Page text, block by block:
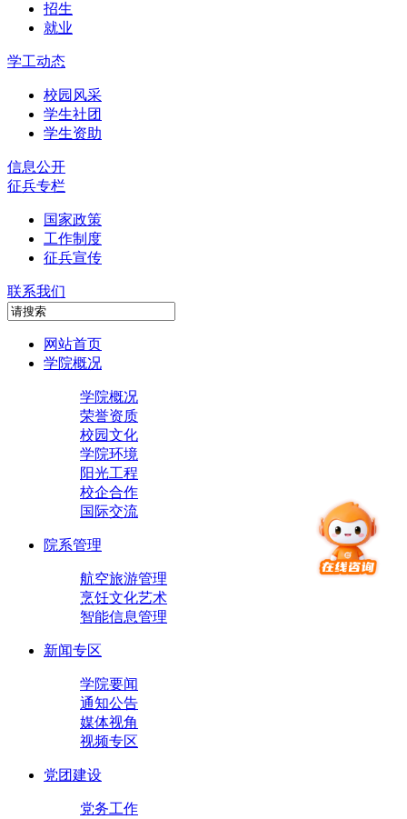
招生
就业
学工动态
校园风采
学生社团
学生资助
信息公开
征兵专栏
国家政策
工作制度
征兵宣传
联系我们
网站首页
学院概况
学院概况
荣誉资质
校园文化
学院环境
阳光工程
校企合作
国际交流
院系管理
航空旅游管理
烹饪文化艺术
智能信息管理
新闻专区
学院要闻
通知公告
媒体视角
视频专区
党团建设
党务工作